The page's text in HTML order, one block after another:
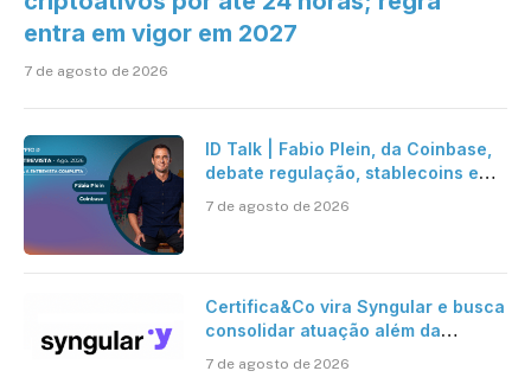
entra em vigor em 2027
7 de agosto de 2026
ID Talk | Fabio Plein, da Coinbase,
debate regulação, stablecoins e
7 de agosto de 2026
Certifica&Co vira Syngular e busca
consolidar atuação além da
7 de agosto de 2026